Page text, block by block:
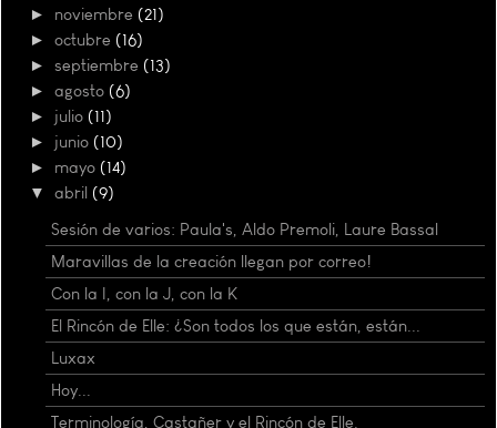
► noviembre (21)
► octubre (16)
► septiembre (13)
► agosto (6)
► julio (11)
► junio (10)
► mayo (14)
▼ abril (9)
Sesión de varios: Paula's, Aldo Premoli, Laure Bassal
Maravillas de la creación llegan por correo!
Con la I, con la J, con la K
El Rincón de Elle: ¿Son todos los que están, están...
Luxax
Hoy...
Terminología, Castañer y el Rincón de Elle.